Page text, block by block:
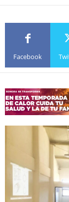
Facebook